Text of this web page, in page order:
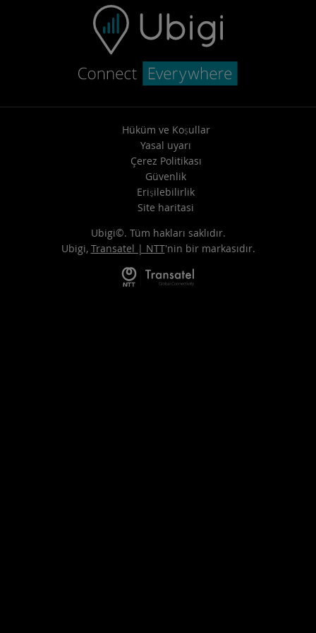
Hüküm ve Koşullar
Yasal uyarı
Çerez Politikası
Güvenlik
Erişilebilirlik
Site haritasi
Ubigi©. Tüm hakları saklıdır.
Ubigi, Transatel | NTT'nin bir markasıdır.